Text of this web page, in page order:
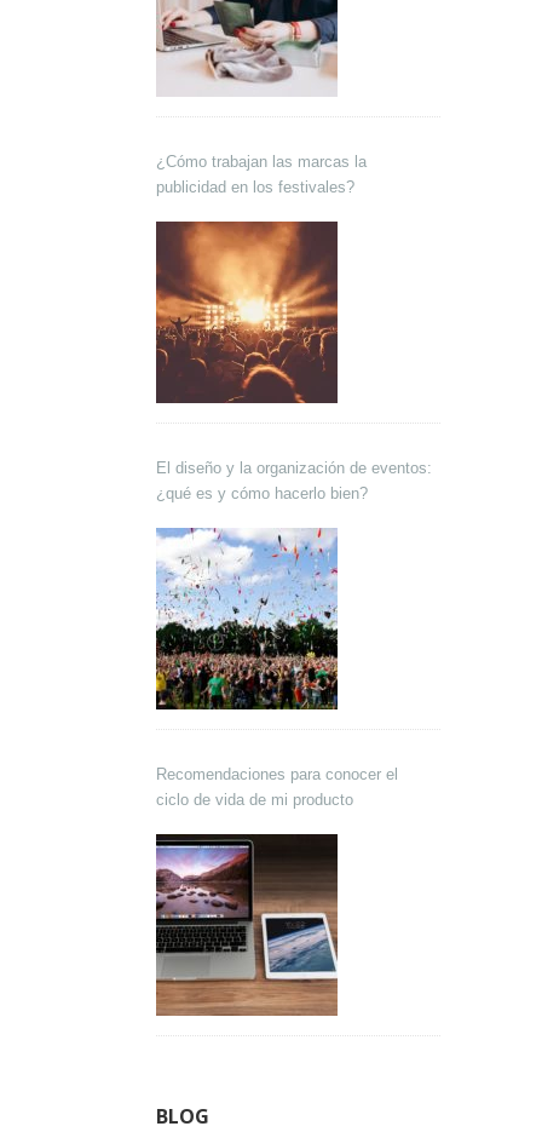
¿Cómo trabajan las marcas la
publicidad en los festivales?
El diseño y la organización de eventos:
¿qué es y cómo hacerlo bien?
Recomendaciones para conocer el
ciclo de vida de mi producto
BLOG